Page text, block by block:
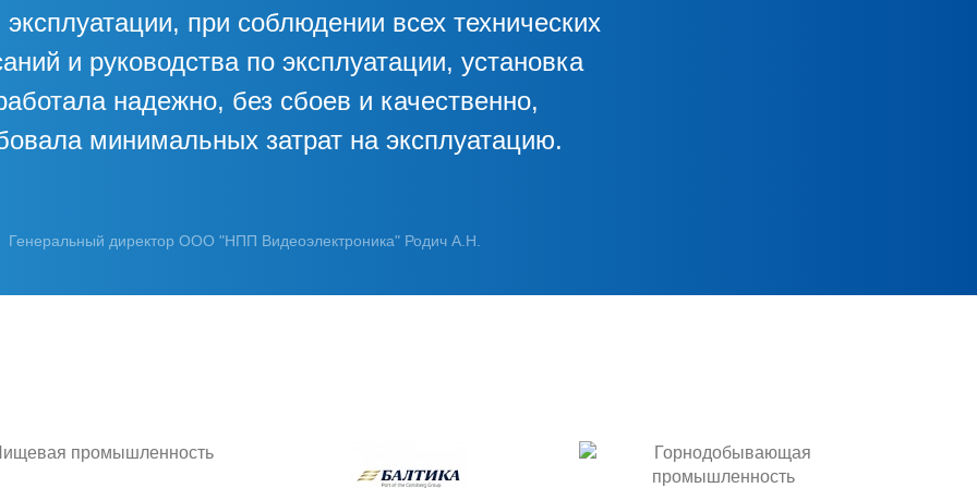
при соблюдении всех технических
и руководства по эксплуатации, установка
надежно, без сбоев и качественно,
минимальных затрат на эксплуатацию.
Генеральный директор ООО "НПП Видеоэлектроника" Родич А.Н.